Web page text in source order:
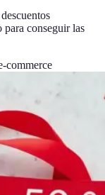
para conseguir las
commerce